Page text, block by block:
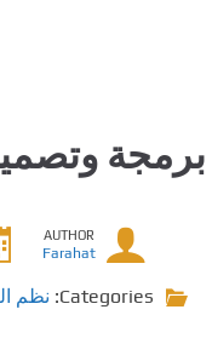
برمجة
AUTHOR
Farahat
Categories: نظم